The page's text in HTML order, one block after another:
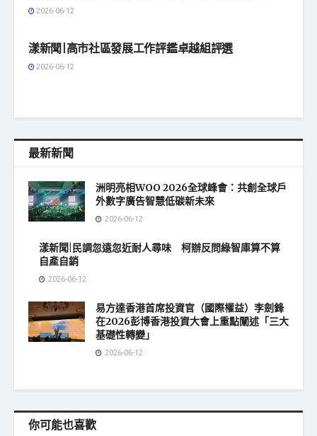
2026-06-12
漾新聞|高市社區發展工作評鑑卓越組評選
2026-06-12
最新新聞
洲明亮相WOO 2026全球峰會：共創全球戶
外數字廣告智慧低碳新未來
2026-06-12
漾新聞|民調忽遠忽近耐人尋味 柯辦反問綠智庫算不算
自產自銷
2026-06-12
易方達香港首席投資官（國際權益）李劍鋒
在2026彭博香港投資大會上重點闡述「三大
基礎性轉變」
2026-06-12
你可能也喜歡